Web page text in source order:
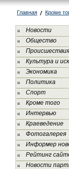
Главная Кроме
Новости
Общество
Происшествия
Культура и
Экономика
Политика
Спорт
Кроме того
Интервью
Краеведение
Фотогалерея
Информер
Рейтинг
Новости